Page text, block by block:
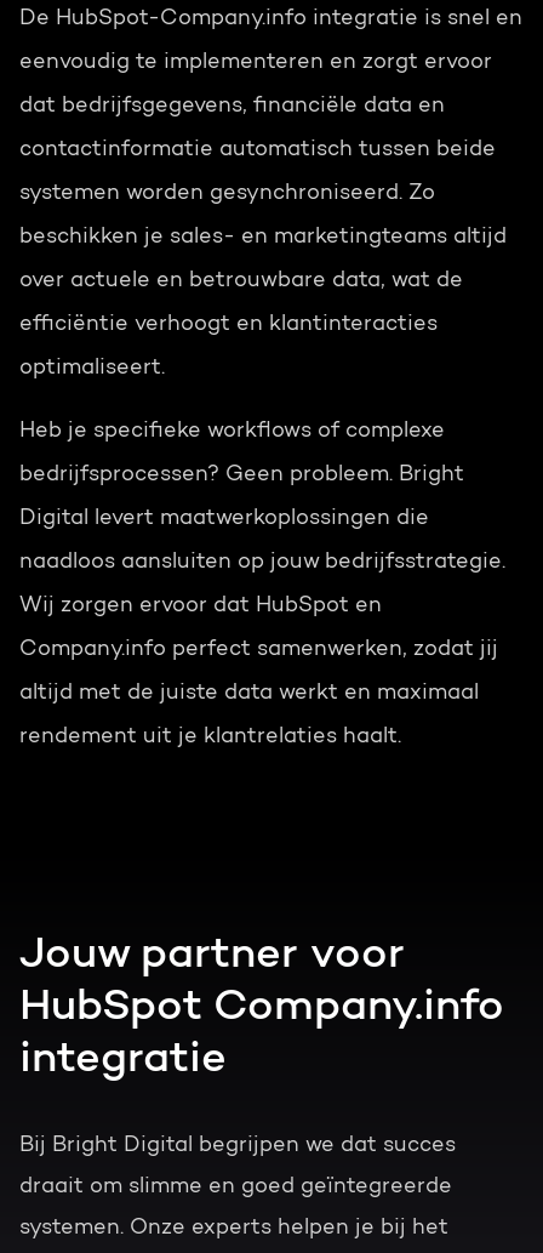
De HubSpot-Company.info integratie is snel en
eenvoudig te implementeren en zorgt ervoor
dat bedrijfsgegevens, financiële data en
contactinformatie automatisch tussen beide
systemen worden gesynchroniseerd. Zo
beschikken je sales- en marketingteams altijd
over actuele en betrouwbare data, wat de
efficiëntie verhoogt en klantinteracties
optimaliseert.
Heb je specifieke workflows of complexe
bedrijfsprocessen? Geen probleem. Bright
Digital levert maatwerkoplossingen die
naadloos aansluiten op jouw bedrijfsstrategie.
Wij zorgen ervoor dat HubSpot en
Company.info perfect samenwerken, zodat jij
altijd met de juiste data werkt en maximaal
rendement uit je klantrelaties haalt.
Jouw partner voor
HubSpot Company.info
integratie
Bij Bright Digital begrijpen we dat succes
draait om slimme en goed geïntegreerde
systemen. Onze experts helpen je bij het